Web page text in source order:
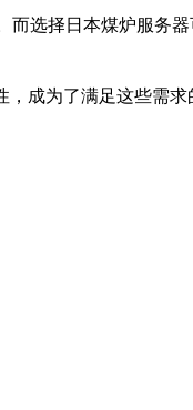
选择日本煤炉服务
成为了满足这些需